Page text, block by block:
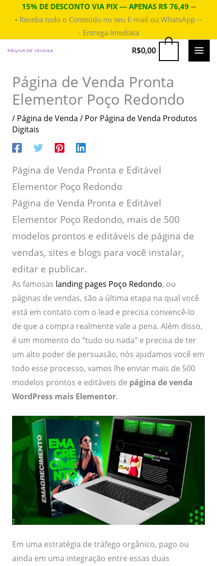
para
conteúdo
15% DE DESCONTO VIA PIX --- APENAS R$ 76,49 --
- Receba todo o Conteúdo no seu E-mail ou WhatsApp --
- Entrega Imediata
R$0,00
Página de Venda Pronta
Elementor Poço Redondo
/ Página de Venda / Por Página de Venda Produtos
Digitais
Página de Venda Pronta e Editável
Elementor Poço Redondo
Página de Venda Pronta e Editável
Elementor Poço Redondo, mais de 500
modelos prontos e editáveis de página de
vendas, sites e blogs para você instalar,
editar e publicar.
As famosas landing pages Poço Redondo, ou
páginas de vendas, são a última etapa na qual você
está em contato com o lead e precisa convencê-lo
de que a compra realmente vale a pena. Além disso,
é um momento do “tudo ou nada” e precisa de ter
um alto poder de persuasão, nós ajudamos você em
todo esse processo, vamos lhe enviar mais de 500
modelos prontos e editáveis de página de venda
WordPress mais Elementor.
Em uma estratégia de tráfego orgânico, pago ou
ainda em uma integração entre essas duas